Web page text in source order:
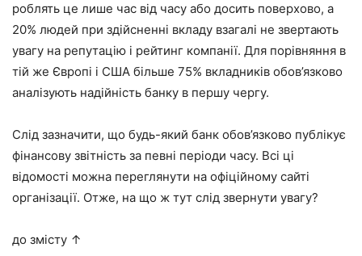
роблять це лише час від часу або досить поверхово, а
20% людей при здійсненні вкладу взагалі не звертають
увагу на репутацію і рейтинг компанії. Для порівняння в
тій же Європі і США більше 75% вкладників обов’язково
аналізують надійність банку в першу чергу.
Слід зазначити, що будь-який банк обов’язково публікує
фінансову звітність за певні періоди часу. Всі ці
відомості можна переглянути на офіційному сайті
організації. Отже, на що ж тут слід звернути увагу?
до змісту ↑